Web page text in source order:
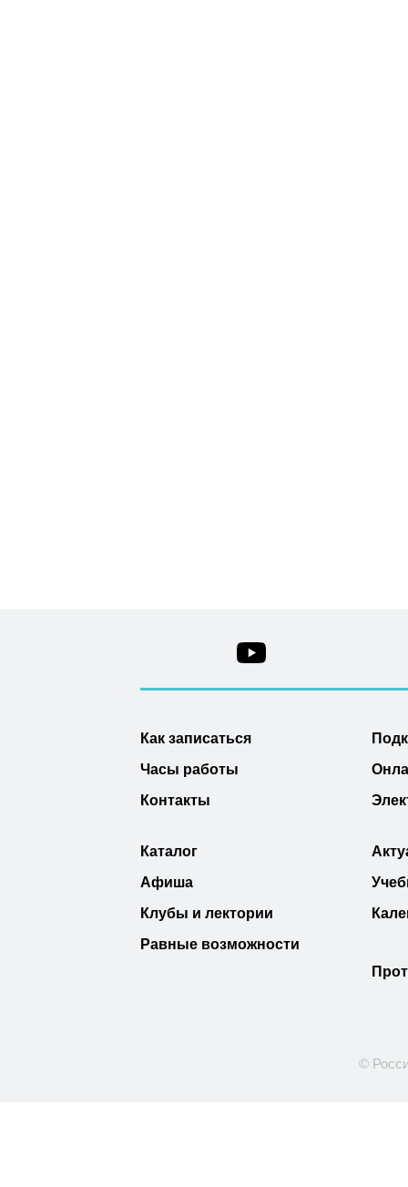
Как записаться
Часы работы
Контакты
Каталог
Афиша
Клубы и лектории
Равные возможности
©